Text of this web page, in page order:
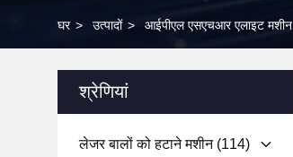
घर > उत्पादों > आईपीएल एसएचआर एलाइट मशीन
श्रेणियां
लेजर बालों को हटाने मशीन(114)